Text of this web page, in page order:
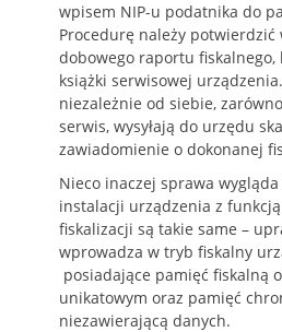
wpisem NIP-u podatnika do
Procedurę należy potwierdzić
dobowego raportu fiskalnego,
książki serwisowej
niezależnie od siebie,
serwis, wysyłają do urzędu
zawiadomienie o dokonanej
Nieco inaczej sprawa
instalacji urządzenia z
fiskalizacji są takie same –
wprowadza w tryb fiskalny
posiadające pamięć fiskalną
unikatowym oraz pamięć
niezawierającą danych.